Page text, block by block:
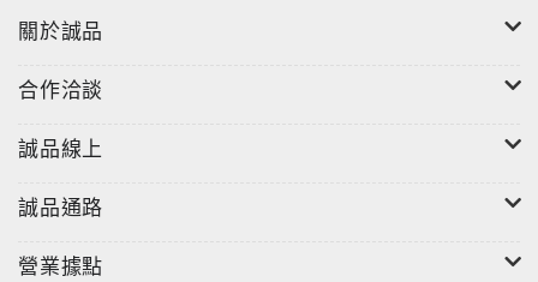
關於誠品
合作洽談
誠品線上
誠品通路
營業據點